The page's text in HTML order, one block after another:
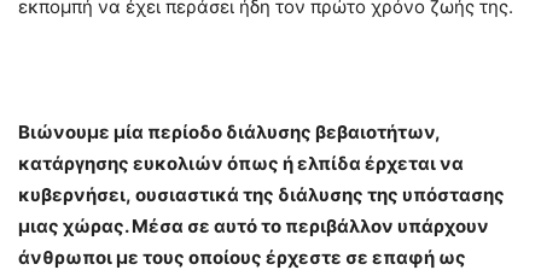
εκπομπή να έχει περάσει ήδη τον πρώτο χρόνο ζωής της.
Βιώνουμε μία περίοδο διάλυσης βεβαιοτήτων,
κατάργησης ευκολιών όπως ή ελπίδα έρχεται να
κυβερνήσει, ουσιαστικά της διάλυσης της υπόστασης
μιας χώρας. Μέσα σε αυτό το περιβάλλον υπάρχουν
άνθρωποι με τους οποίους έρχεστε σε επαφή ως